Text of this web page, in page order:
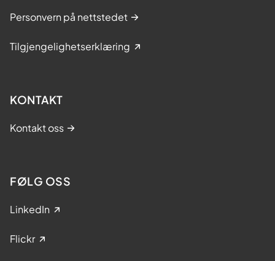
Personvern på nettstedet
Tilgjengelighetserklæring
KONTAKT
Kontakt oss
FØLG OSS
LinkedIn
Flickr